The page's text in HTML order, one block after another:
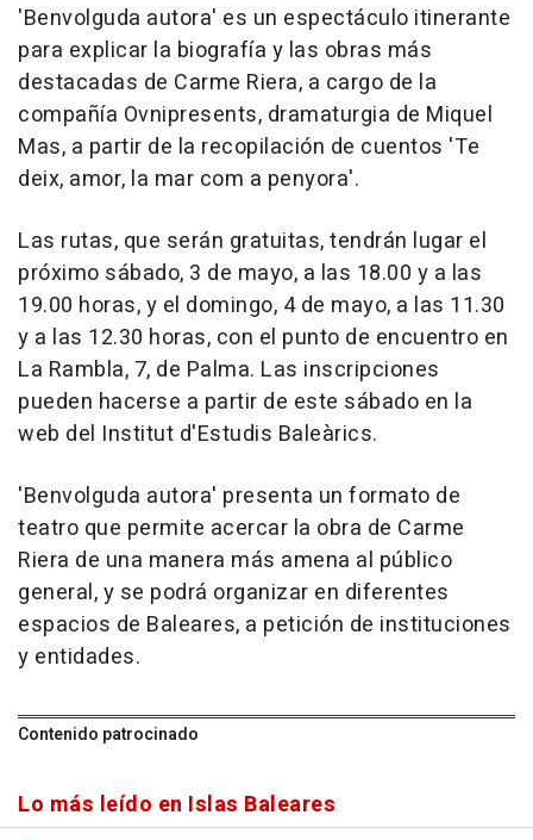
'Benvolguda autora' es un espectáculo itinerante
para explicar la biografía y las obras más
destacadas de Carme Riera, a cargo de la
compañía Ovnipresents, dramaturgia de Miquel
Mas, a partir de la recopilación de cuentos 'Te
deix, amor, la mar com a penyora'.
Las rutas, que serán gratuitas, tendrán lugar el
próximo sábado, 3 de mayo, a las 18.00 y a las
19.00 horas, y el domingo, 4 de mayo, a las 11.30
y a las 12.30 horas, con el punto de encuentro en
La Rambla, 7, de Palma. Las inscripciones
pueden hacerse a partir de este sábado en la
web del Institut d'Estudis Baleàrics.
'Benvolguda autora' presenta un formato de
teatro que permite acercar la obra de Carme
Riera de una manera más amena al público
general, y se podrá organizar en diferentes
espacios de Baleares, a petición de instituciones
y entidades.
Contenido patrocinado
Lo más leído en Islas Baleares